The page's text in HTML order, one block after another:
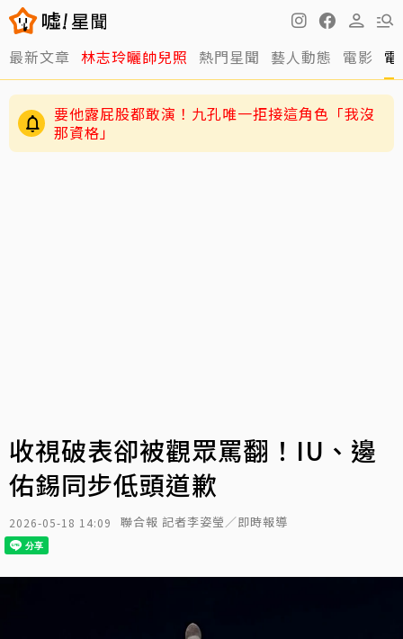
最新文章 林志玲曬帥兒照 熱門星聞 藝人動態 電影
要他露屁股都敢演！九孔唯一拒接這角色「我沒
那資格」
收視破表卻被觀眾罵翻！IU、邊
佑錫同步低頭道歉
2026-05-18 14:09 聯合報 記者李姿瑩／即時報導